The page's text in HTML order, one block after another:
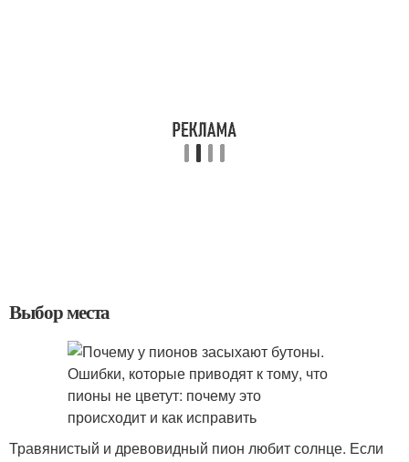
Выбор места
Травянистый и древовидный пион любит солнце. Если